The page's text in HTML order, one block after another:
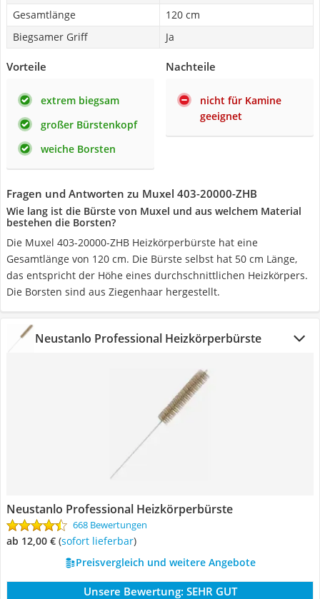
Gesamtlänge
120 cm
Biegsamer Griff
Ja
Vorteile
extrem biegsam
großer Bürstenkopf
weiche Borsten
Nachteile
nicht für Kamine
geeignet
Fragen und Antworten zu Muxel 403-20000-ZHB
Wie lang ist die Bürste von Muxel und aus welchem Material
bestehen die Borsten?
Die Muxel 403-20000-ZHB Heizkörperbürste hat eine
Gesamtlänge von 120 cm. Die Bürste selbst hat 50 cm Länge,
das entspricht der Höhe eines durchschnittlichen Heizkörpers.
Die Borsten sind aus Ziegenhaar hergestellt.
Neustanlo Professional Heizkörperbürste
Neustanlo Professional Heizkörperbürste
668 Bewertungen
ab 12,00 € ( Sofort lieferbar)
Preisvergleich und weitere Angebote
Unsere Bewertung: SEHR GUT